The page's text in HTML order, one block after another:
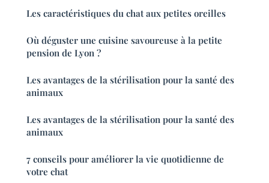
Les caractéristiques du chat aux petites oreilles
Où déguster une cuisine savoureuse à la petite
pension de Lyon ?
Les avantages de la stérilisation pour la santé des
animaux
Les avantages de la stérilisation pour la santé des
animaux
7 conseils pour améliorer la vie quotidienne de
votre chat